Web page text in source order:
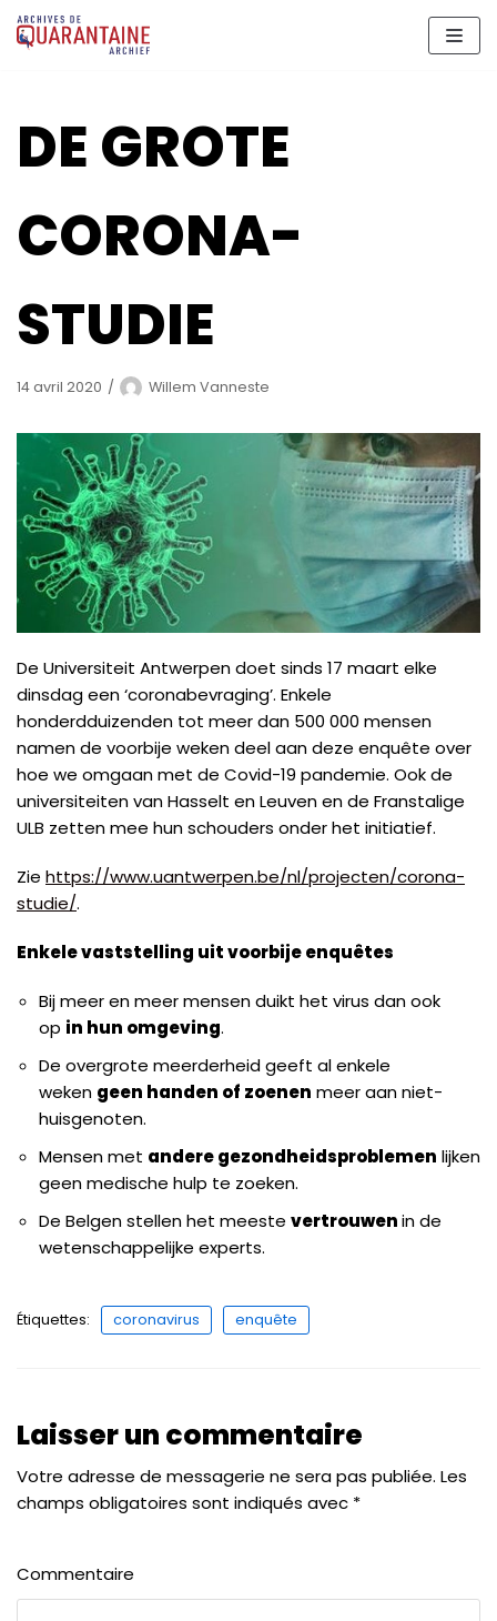
Aller
au
DE GROTE
CORONA-
STUDIE
14 avril 2020 Willem Vanneste
De Universiteit Antwerpen doet sinds 17 maart elke
dinsdag een ‘coronabevraging’. Enkele
honderdduizenden tot meer dan 500 000 mensen
namen de voorbije weken deel aan deze enquête over
hoe we omgaan met de Covid-19 pandemie. Ook de
universiteiten van Hasselt en Leuven en de Franstalige
ULB zetten mee hun schouders onder het initiatief.
Zie https://www.uantwerpen.be/nl/projecten/corona-
studie/.
Enkele vaststelling uit voorbije enquêtes
Bij meer en meer mensen duikt het virus dan ook
op in hun omgeving.
De overgrote meerderheid geeft al enkele
weken geen handen of zoenen meer aan niet-
huisgenoten.
Mensen met andere gezondheidsproblemen lijken
geen medische hulp te zoeken.
De Belgen stellen het meeste vertrouwenin de
wetenschappelijke experts.
Étiquettes: coronavirus enquête
Laisser un commentaire
Votre adresse de messagerie ne sera pas publiée. Les
champs obligatoires sont indiqués avec *
Commentaire